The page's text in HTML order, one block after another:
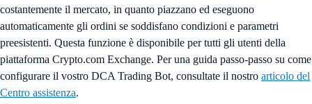
costantemente il mercato, in quanto piazzano ed eseguono
automaticamente gli ordini se soddisfano condizioni e parametri
preesistenti. Questa funzione è disponibile per tutti gli utenti della
piattaforma Crypto.com Exchange. Per una guida passo-passo su come
configurare il vostro DCA Trading Bot, consultate il nostro articolo del
Centro assistenza.